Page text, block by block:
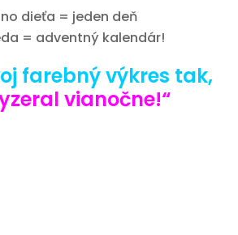
dieťa = jeden deň
= adventný kalendár!
farebný výkres tak,
vianočne!“